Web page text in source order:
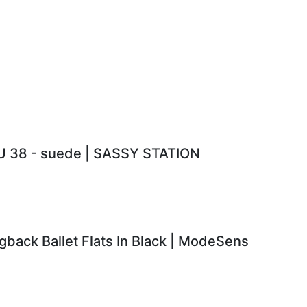
- suede | SASSY STATION
Ballet Flats In Black | ModeSens